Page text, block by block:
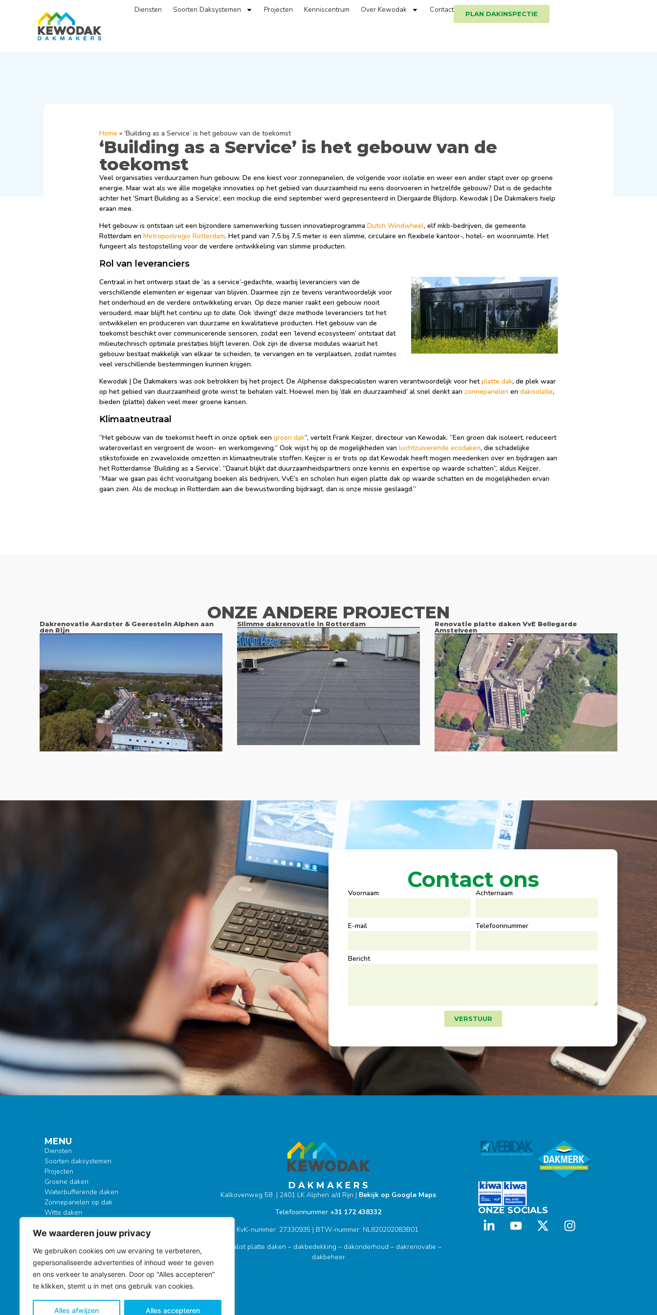
We waarderen jouw privacy
We gebruiken cookies om uw ervaring te verbeteren,
gepersonaliseerde advertenties of inhoud weer te geven
en ons verkeer te analyseren. Door op "Alles accepteren"
te klikken, stemt u in met ons gebruik van cookies.
Alles afwijzen Alles accepteren
Diensten Soorten Daksystemen Projecten Kenniscentrum Over Kewodak Contact PLAN DAKINSPECTIE
Home »‘Building as a Service’ is het gebouw van de toekomst
‘Building as a Service’ is het gebouw van de
toekomst
Veel organisaties verduurzamen hun gebouw. De ene kiest voor zonnepanelen, de volgende voor isolatie en weer een ander stapt over op groene
energie. Maar wat als we álle mogelijke innovaties op het gebied van duurzaamheid nu eens doorvoeren in hetzelfde gebouw? Dat is de gedachte
achter het ‘Smart Building as a Service’, een mockup die eind september werd gepresenteerd in Diergaarde Blijdorp. Kewodak | De Dakmakers hielp
eraan mee.
Het gebouw is ontstaan uit een bijzondere samenwerking tussen innovatieprogrammaDutch Windwheel, elf mkb-bedrijven, de gemeente
Rotterdam enMetropoolregio Rotterdam. Het pand van 7,5 bij 7,5 meter is een slimme, circulaire en flexibele kantoor-, hotel- en woonruimte. Het
fungeert als testopstelling voor de verdere ontwikkeling van slimme producten.
Rol van leveranciers
Centraal in het ontwerp staat de ‘as a service’-gedachte, waarbij leveranciers van de
verschillende elementen er eigenaar van blijven. Daarmee zijn ze tevens verantwoordelijk voor
het onderhoud en de verdere ontwikkeling ervan. Op deze manier raakt een gebouw nooit
verouderd, maar blijft het continuup to date. Ook ‘dwingt’ deze methode leveranciers tot het
ontwikkelen en produceren van duurzame en kwalitatieve producten. Het gebouw van de
toekomst beschikt over communicerende sensoren, zodat een ‘levend ecosysteem’ ontstaat dat
milieutechnisch optimale prestaties blijft leveren. Ook zijn de diverse modules waaruit het
gebouw bestaat makkelijk van elkaar te scheiden, te vervangen en te verplaatsen, zodat ruimtes
veel verschillende bestemmingen kunnen krijgen.
Kewodak | De Dakmakers was ook betrokken bij het project. De Alphense dakspecialisten waren verantwoordelijk voor hetplatte dak, de plek waar
op het gebied van duurzaamheid grote winst te behalen valt. Hoewel men bij ‘dak en duurzaamheid’ al snel denkt aanzonnepanelen endakisolatie,
bieden (platte) daken veel meer groene kansen.
Klimaatneutraal
“Het gebouw van de toekomst heeft in onze optiek eengroen dak”, vertelt Frank Keijzer, directeur van Kewodak. “Een groen dak isoleert, reduceert
wateroverlast en vergroent de woon- en werkomgeving.” Ook wijst hij op de mogelijkheden vanluchtzuiverende ecodaken, die schadelijke
stikstofoxide en zwaveloxide omzetten in klimaatneutrale stoffen. Keijzer is er trots op dat Kewodak heeft mogen meedenken over en bijdragen aan
het Rotterdamse ‘Building as a Service’. “Daaruit blijkt dat duurzaamheidspartners onze kennis en expertise op waarde schatten”, aldus Keijzer.
“Maar we gaan pas écht vooruitgang boeken als bedrijven, VvE’s en scholen hun eigen platte dak op waarde schatten en de mogelijkheden ervan
gaan zien. Als de mockup in Rotterdam aan die bewustwording bijdraagt, dan is onze missie geslaagd.”
ONZE ANDERE PROJECTEN
Dakrenovatie Aardster & Geerestein Alphen aan
den Rijn
Slimme dakrenovatie in Rotterdam
Renovatie platte daken VvE Bellegarde
Amstelveen
Contact ons
Voornaam Achternaam
E-mail Telefoonnummer
Bericht
VERSTUUR
MENU
Diensten
Soorten daksystemen
Projecten
Groene daken
Waterbufferende daken
Zonnepanelen op dak
Witte daken
Herbruikbare daken
Over Kewodak
Garantie
Contact
Bekijk onze vacatures
D A K M A K E R S
Kalkovenweg 58 | 2401 LK Alphen a/d Rijn | Bekijk op Google Maps
Telefoonnummer +31 172 438332
KvK-nummer: 27330935 | BTW-nummer: NL820202083B01
Specialist platte daken – dakbedekking – dakonderhoud – dakrenovatie –
dakbeheer
ONZE SOCIALS